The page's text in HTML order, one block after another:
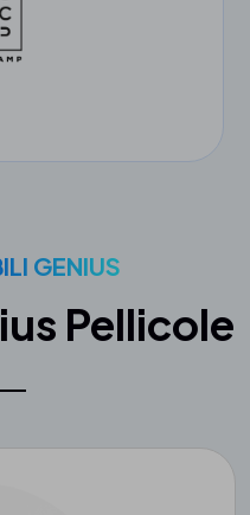
GENIUS
Pellicole